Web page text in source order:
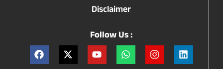
Disclaimer
Follow Us :